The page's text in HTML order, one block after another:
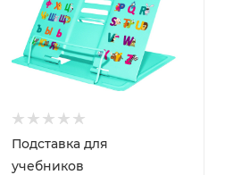
Подставка для
учебников